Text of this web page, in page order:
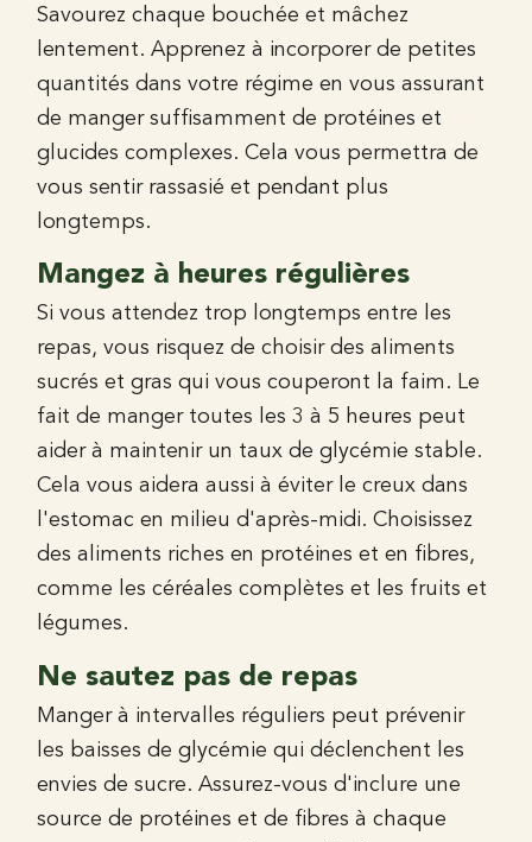
Savourez chaque bouchée et mâchez
lentement. Apprenez à incorporer de petites
quantités dans votre régime en vous assurant
de manger suffisamment de protéines et
glucides complexes. Cela vous permettra de
vous sentir rassasié et pendant plus
longtemps.
Mangez à heures régulières
Si vous attendez trop longtemps entre les
repas, vous risquez de choisir des aliments
sucrés et gras qui vous couperont la faim. Le
fait de manger toutes les 3 à 5 heures peut
aider à maintenir un taux de glycémie stable.
Cela vous aidera aussi à éviter le creux dans
l'estomac en milieu d'après-midi. Choisissez
des aliments riches en protéines et en fibres,
comme les céréales complètes et les fruits et
légumes.
Ne sautez pas de repas
Manger à intervalles réguliers peut prévenir
les baisses de glycémie qui déclenchent les
envies de sucre. Assurez-vous d'inclure une
source de protéines et de fibres à chaque